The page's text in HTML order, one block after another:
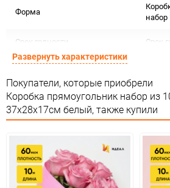
Форма
Срок годности Срок
Страна изготовителя
Предназначение товара Для
Сертификация
Особые условия
Минимальное количество
Развернуть характеристики
Покупатели, которые приобрели
Коробка прямоугольник набор из
37х28х17см белый, также купили